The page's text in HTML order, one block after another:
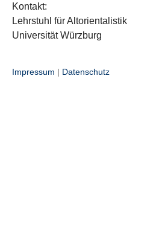
Kontakt:
Lehrstuhl für Altorientalistik
Universität Würzburg
Impressum | Datenschutz